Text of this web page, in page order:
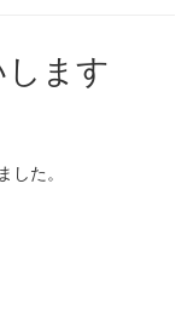
ます
た。